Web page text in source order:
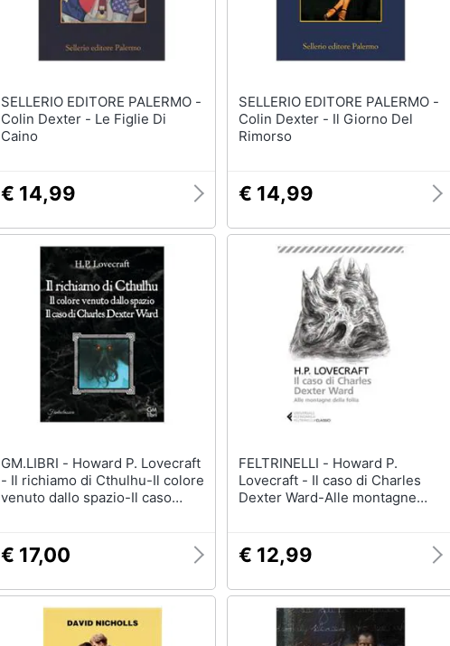
SELLERIO EDITORE PALERMO -
Colin Dexter - Le Figlie Di
Caino
€ 14,99
SELLERIO EDITORE PALERMO -
Colin Dexter - Il Giorno Del
Rimorso
€ 14,99
GM.LIBRI - Howard P. Lovecraft
- Il richiamo di Cthulhu-Il colore
venuto dallo spazio-Il caso
€ 17,00
FELTRINELLI - Howard P.
Lovecraft - Il caso di Charles
Dexter Ward-Alle montagne
€ 12,99